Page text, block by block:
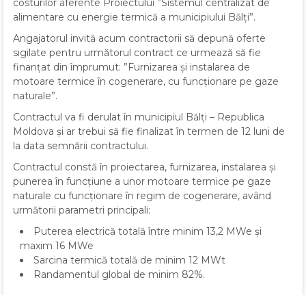
costurilor aferente Proiectului ”Sistemul centralizat de
alimentare cu energie termică a municipiului Bălți”.
Angajatorul invită acum contractorii să depună oferte
sigilate pentru următorul contract ce urmează să fie
finanțat din împrumut: ”Furnizarea și instalarea de
motoare termice în cogenerare, cu funcționare pe gaze
naturale”.
Contractul va fi derulat în municipiul Bălți – Republica
Moldova și ar trebui să fie finalizat în termen de 12 luni de
la data semnării contractului.
Contractul constă în proiectarea, furnizarea, instalarea și
punerea în funcțiune a unor motoare termice pe gaze
naturale cu funcționare în regim de cogenerare, având
următorii parametri principali:
Puterea electrică totală între minim 13,2 MWe și
maxim 16 MWe
Sarcina termică totală de minim 12 MWt
Randamentul global de minim 82%.